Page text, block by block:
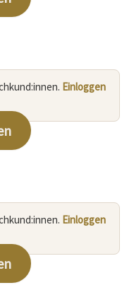
Einloggen
Einloggen